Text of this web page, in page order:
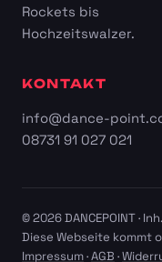
Rockets bis
Hochzeitswalzer.
KONTAKT
info@dance-
08731 91 027 021
© 2026 DANCEPOINT ·
Diese Webseite kommt
Impressum·AGB ·